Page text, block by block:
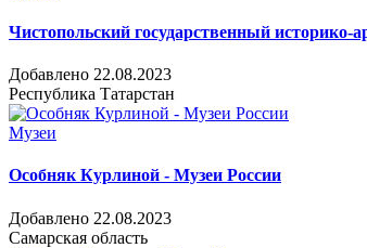
Чистопольский государственный
Добавлено 22.08.2023
Республика Татарстан
Музеи
Особняк Курлиной - Музеи России
Добавлено 22.08.2023
Самарская область